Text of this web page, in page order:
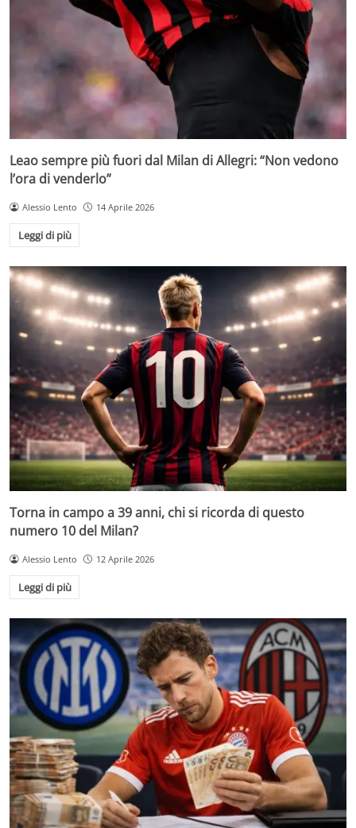
Leao sempre più fuori dal Milan di Allegri: “Non vedono
l’ora di venderlo”
Alessio Lento 14 Aprile 2026
Leggi di più
Torna in campo a 39 anni, chi si ricorda di questo
numero 10 del Milan?
Alessio Lento 12 Aprile 2026
Leggi di più